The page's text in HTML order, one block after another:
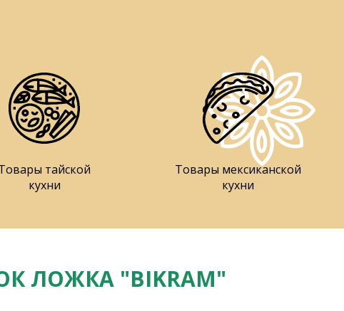
тайской
кухни
Товары мексиканской
кухни
ЛОЖКА "BIKRAM"